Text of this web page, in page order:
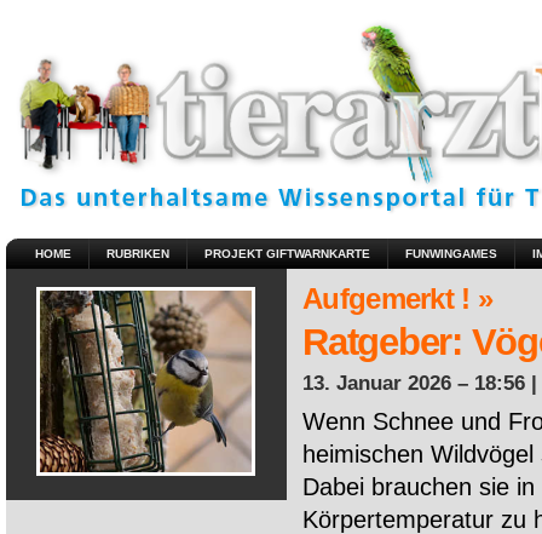
HOME RUBRIKEN PROJEKT GIFTWARNKARTE FUNWINGAMES
Aufgemerkt ! »
Ratgeber:
13. Januar 2026 – 18:56 |
Wenn Schnee und
heimischen
Dabei brauchen sie
Körpertemperatur zu